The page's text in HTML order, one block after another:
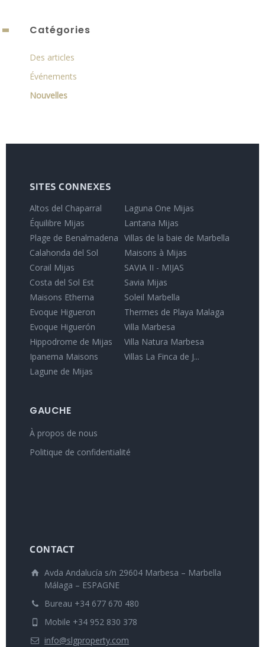
Catégories
Des articles
Événements
Nouvelles
SITES CONNEXES
Altos del Chaparral
Équilibre Mijas
Plage de Benalmadena
Calahonda del Sol
Corail Mijas
Costa del Sol Est
Maisons Etherna
Evoque Higueron
Evoque Higuerón
Hippodrome de Mijas
Ipanema Maisons
Lagune de Mijas
Laguna One Mijas
Lantana Mijas
Villas de la baie de Marbella
Maisons à Mijas
SAVIA II - MIJAS
Savia Mijas
Soleil Marbella
Thermes de Playa Malaga
Villa Marbesa
Villa Natura Marbesa
Villas La Finca de J...
GAUCHE
À propos de nous
Politique de confidentialité
CONTACT
Avda Andalucía s/n 29604 Marbesa – Marbella
Málaga – ESPAGNE
Bureau +34 677 670 480
Mobile +34 952 830 378
info@slgproperty.com